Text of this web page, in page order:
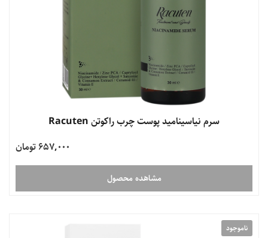
سرم نیاسینامید پوست چرب راکوتن Racuten
657,000 تومان
مشاهده محصول
ناموجود